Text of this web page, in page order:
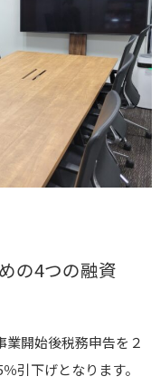
の4つの融資
開始後税務申告を２
引下げとなります。